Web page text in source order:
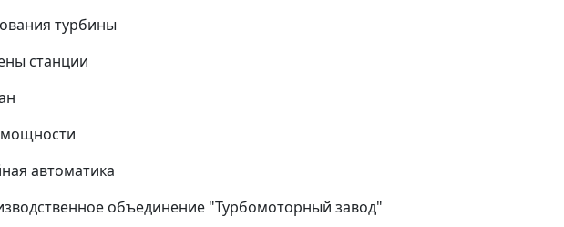
турбины
станции
автоматика
объединение "Турбомоторный завод"